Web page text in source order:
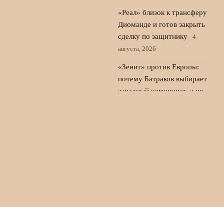
«Реал» близок к трансферу
Диоманде и готов закрыть
сделку по защитнику
4
августа, 2026
«Зенит» против Европы:
почему Батраков выбирает
западный чемпионат, а не